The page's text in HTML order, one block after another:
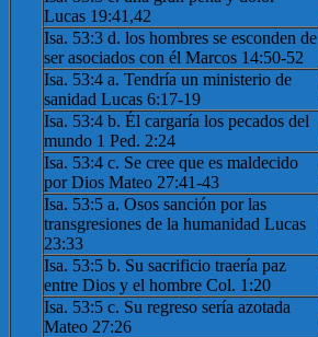
Lucas 19:41,42
Isa. 53:3 d. los hombres se esconden de
ser asociados con él Marcos 14:50-52
Isa. 53:4 a. Tendría un ministerio de
sanidad Lucas 6:17-19
Isa. 53:4 b. Él cargaría los pecados del
mundo 1 Ped. 2:24
Isa. 53:4 c. Se cree que es maldecido
por Dios Mateo 27:41-43
Isa. 53:5 a. Osos sanción por las
transgresiones de la humanidad Lucas
23:33
Isa. 53:5 b. Su sacrificio traería paz
entre Dios y el hombre Col. 1:20
Isa. 53:5 c. Su regreso sería azotada
Mateo 27:26